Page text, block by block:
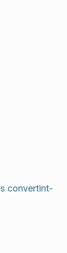
convertint-